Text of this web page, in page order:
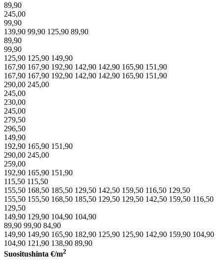
89,90
245,00
99,90
139,90 99,90 125,90 89,90
89,90
99,90
125,90 125,90 149,90
167,90 167,90 192,90 142,90 142,90 165,90 151,90
167,90 167,90 192,90 142,90 142,90 165,90 151,90
290,00 245,00
245,00
230,00
245,00
279,50
296,50
149,90
192,90 165,90 151,90
290,00 245,00
259,00
192,90 165,90 151,90
115,50 115,50
155,50 168,50 185,50 129,50 142,50 159,50 116,50 129,50
155,50 155,50 168,50 185,50 129,50 129,50 142,50 159,50 116,50
129,50
149,90 129,90 104,90 104,90
89,90 99,90 84,90
149,90 149,90 165,90 182,90 125,90 125,90 142,90 159,90 104,90
104,90 121,90 138,90 89,90
Suositushinta €/m2